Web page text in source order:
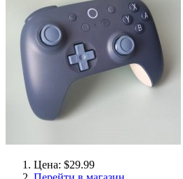
Цена: $29.99